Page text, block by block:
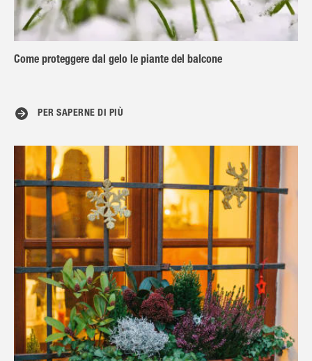
Come proteggere dal gelo le piante del balcone
PER SAPERNE DI PIÙ